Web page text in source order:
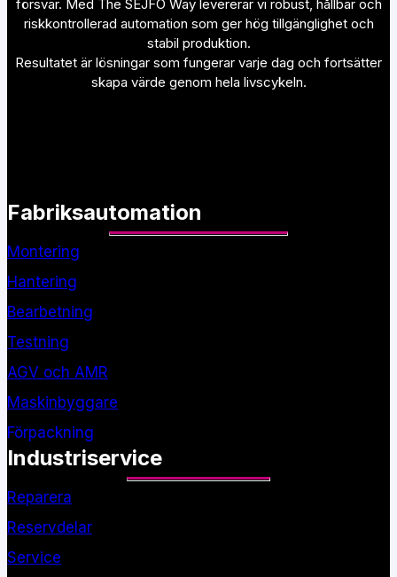
försvar. Med The SEJFO Way levererar vi robust, hållbar och
riskkontrollerad automation som ger hög tillgänglighet och
stabil produktion.
Resultatet är lösningar som fungerar varje dag och fortsätter
skapa värde genom hela livscykeln.
Fabriksautomation
Montering
Hantering
Bearbetning
Testning
AGV och AMR
Maskinbyggare
Förpackning
Industriservice
Reparera
Reservdelar
Service